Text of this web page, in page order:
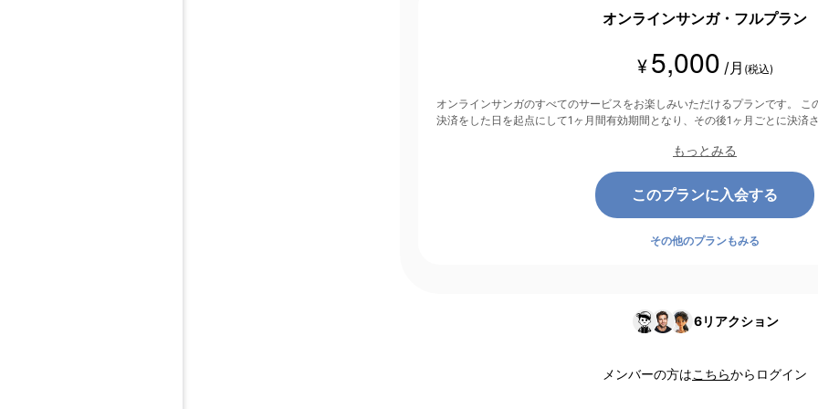
オンラインサンガ・フルプラン
¥ 5,000 /月 (税込)
オンラインサンガのすべてのサービスをお楽しみいただけるプランです。 このプランは、クレジットカード
決済をした日を起点にして1ヶ月間有効期間となり、その後1ヶ月ごとに決済さ
もっとみる
このプランに入会する
その他のプランもみる
6リアクション
メンバーの方はこちらからログイン